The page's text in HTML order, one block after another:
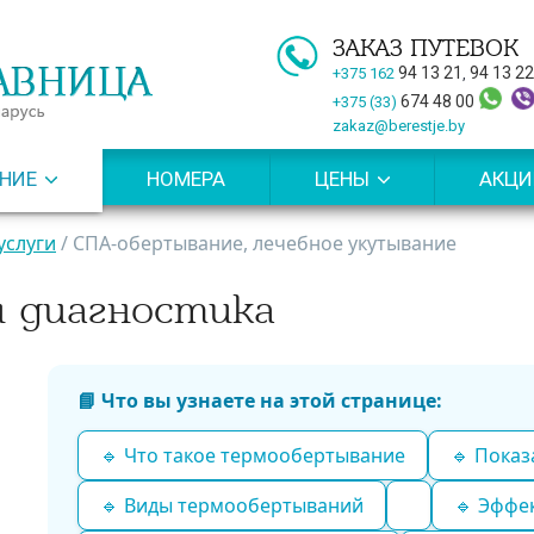
ЗАКАЗ ПУТЕВОК
+375 162 94 13 21 , 94 13 22
+375 (33) 674 48 00
zakaz@berestje.by
УСЛУГИ
ПРОЦЕДУР
ВОПРОС ВРАЧУ
НОМЕРА ЦЕНЫ
БРОНИРОВАНИЕ ПУТЁВОК
ПУБЛИЧНЫЙ ДОГОВОР
ОПЛАТА ПУТЕВОК
/ СПА-обертывание, лечебное укутывание
📘 Что вы узнаете на этой странице:
🔹 Что такое термообертывание 🔹
🔹 Виды термообертываний
🔹